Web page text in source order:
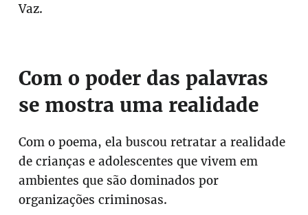
Vaz.
Com o poder das palavras
se mostra uma realidade
Com o poema, ela buscou retratar a realidade
de crianças e adolescentes que vivem em
ambientes que são dominados por
organizações criminosas.